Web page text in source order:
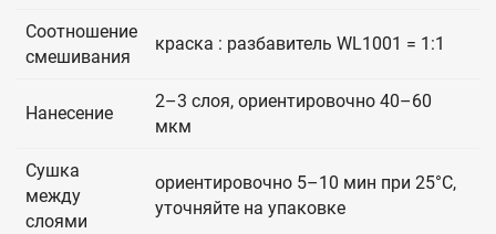
Соотношение
смешивания
краска : разбавитель WL1001 = 1:1
Нанесение
2–3 слоя, ориентировочно 40–60
мкм
Сушка
между
слоями
ориентировочно 5–10 мин при 25°C,
уточняйте на упаковке